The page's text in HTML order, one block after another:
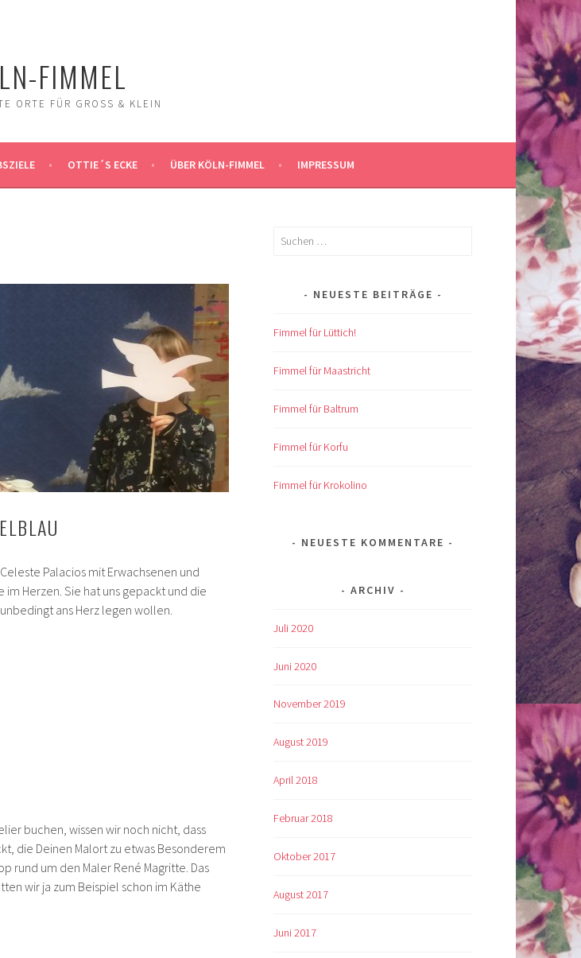
FIMMEL
ORTE FÜR GROSS & KLEIN
OTTIE´S ECKE ÜBER KÖLN-FIMMEL IMPRESSUM
Palacios mit Erwachsenen und
Herzen. Sie hat uns gepackt und die
ans Herz legen wollen.
buchen, wissen wir noch nicht, dass
die Deinen Malort zu etwas Besonderem
rund um den Maler René Magritte. Das
wir ja zum Beispiel schon im Käthe
Suchen
NEUESTE BEITRÄGE
Fimmel für Lüttich!
Fimmel für Maastricht
Fimmel für Baltrum
Fimmel für Korfu
Fimmel für Krokolino
NEUESTE KOMMENTARE
ARCHIV
Juli 2020
Juni 2020
November 2019
August 2019
April 2018
Februar 2018
Oktober 2017
August 2017
Juni 2017